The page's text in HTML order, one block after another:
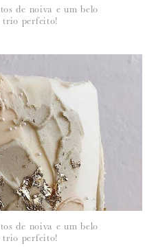
os seus dados, leia a nossa
já comigo! =D
de noiva e um belo
trio perfeito!
de noiva e um belo
trio perfeito!